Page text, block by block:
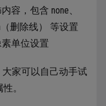
容，包含 none、
（删除线） 等设置
单位设置
家可以自己动手试
。